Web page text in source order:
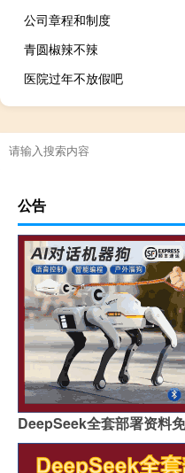
公司章程和制度
青圆椒辣不辣
医院过年不放假吧
公告
DeepSeek全套部署资料